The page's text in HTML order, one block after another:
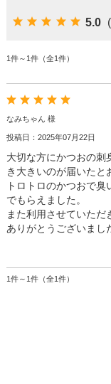
5.0
1件～1件（全1件）
なみちゃん 様
投稿日：2025年07月22日
大切な方にかつおの刺
き大きいのが届いたと
トロトロのかつおで
でもらえました。
また利用させていただ
ありがとうございまし
1件～1件（全1件）